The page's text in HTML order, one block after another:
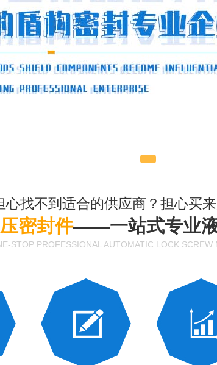
心找不到适合的供应商？担心买
密封件——一站式专业
STOP PROFESSIONAL AUTOMATIC LOCK SCREW